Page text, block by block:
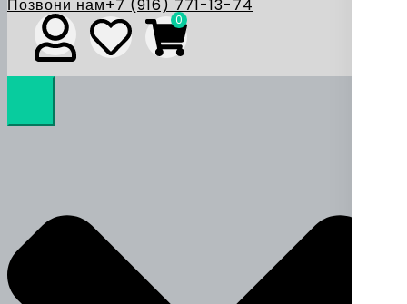
Позвони нам+7 (916) 771-13-74
0